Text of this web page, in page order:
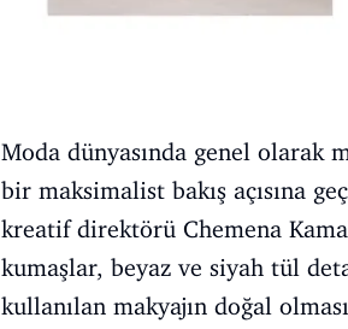
Moda dünyasında genel olarak
bir maksimalist bakış açısına
kreatif direktörü Chemena
kumaşlar, beyaz ve siyah tül
kullanılan makyajın doğal